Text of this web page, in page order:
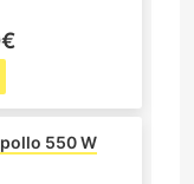
550 W